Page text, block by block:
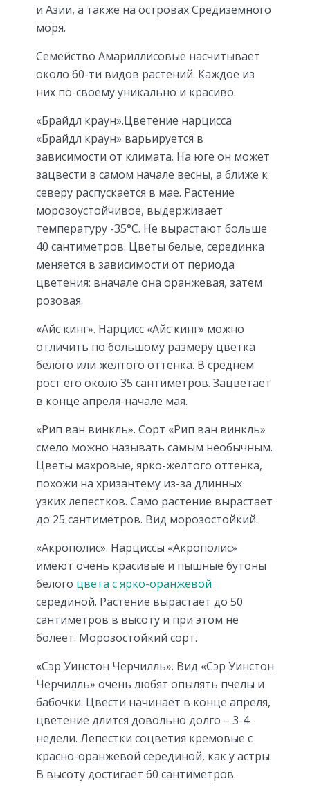
и Азии, а также на островах Средиземного
моря.
Семейство Амариллисовые насчитывает
около 60-ти видов растений. Каждое из
них по-своему уникально и красиво.
«Брайдл краун».Цветение нарцисса
«Брайдл краун» варьируется в
зависимости от климата. На юге он может
зацвести в самом начале весны, а ближе к
северу распускается в мае. Растение
морозоустойчивое, выдерживает
температуру -35°С. Не вырастают больше
40 сантиметров. Цветы белые, серединка
меняется в зависимости от периода
цветения: вначале она оранжевая, затем
розовая.
«Айс кинг». Нарцисс «Айс кинг» можно
отличить по большому размеру цветка
белого или желтого оттенка. В среднем
рост его около 35 сантиметров. Зацветает
в конце апреля-начале мая.
«Рип ван винкль». Сорт «Рип ван винкль»
смело можно называть самым необычным.
Цветы махровые, ярко-желтого оттенка,
похожи на хризантему из-за длинных
узких лепестков. Само растение вырастает
до 25 сантиметров. Вид морозостойкий.
«Акрополис». Нарциссы «Акрополис»
имеют очень красивые и пышные бутоны
белого цвета с ярко-оранжевой
серединой. Растение вырастает до 50
сантиметров в высоту и при этом не
болеет. Морозостойкий сорт.
«Сэр Уинстон Черчилль». Вид «Сэр Уинстон
Черчилль» очень любят опылять пчелы и
бабочки. Цвести начинает в конце апреля,
цветение длится довольно долго – 3-4
недели. Лепестки соцветия кремовые с
красно-оранжевой серединой, как у астры.
В высоту достигает 60 сантиметров.